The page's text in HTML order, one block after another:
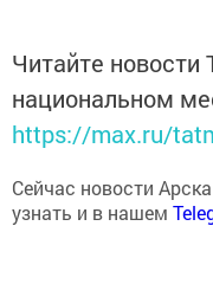
Читайте новости
национальном
https://max.ru/
Сейчас новости
узнать и в нашем